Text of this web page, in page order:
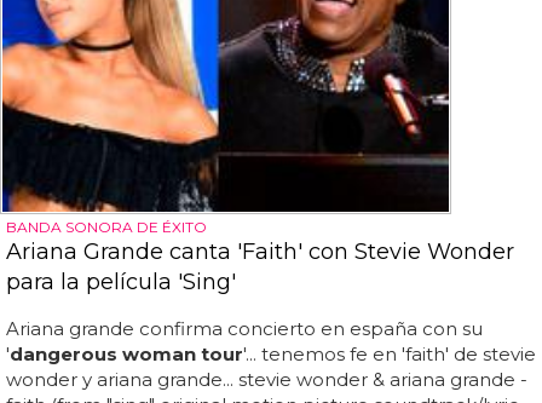
BANDA SONORA DE ÉXITO
Ariana Grande canta 'Faith' con Stevie Wonder
para la película 'Sing'
Ariana grande confirma concierto en españa con su
'dangerous woman tour'... tenemos fe en 'faith' de stevie
wonder y ariana grande... stevie wonder & ariana grande -